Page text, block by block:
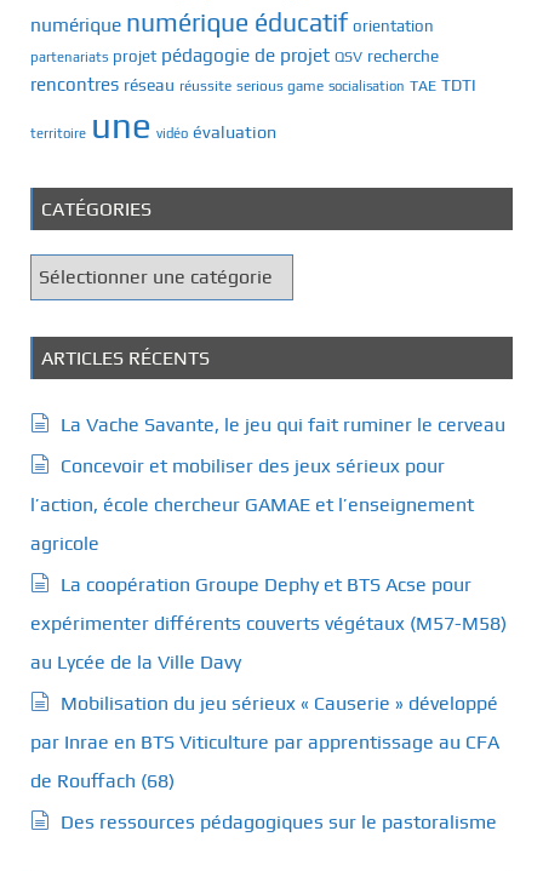
numérique numérique éducatif orientation
partenariats projet pédagogie de projet QSV recherche
rencontres réseau réussite serious game socialisation TAE TDTI
territoire une vidéo évaluation
CATÉGORIES
a
g
o
i
e
ARTICLES RÉCENTS
La Vache Savante, le jeu qui fait ruminer le cerveau
Concevoir et mobiliser des jeux sérieux pour
l’action, école chercheur GAMAE et l’enseignement
agricole
La coopération Groupe Dephy et BTS Acse pour
expérimenter différents couverts végétaux (M57-M58)
au Lycée de la Ville Davy
Mobilisation du jeu sérieux « Causerie » développé
par Inrae en BTS Viticulture par apprentissage au CFA
de Rouffach (68)
Des ressources pédagogiques sur le pastoralisme